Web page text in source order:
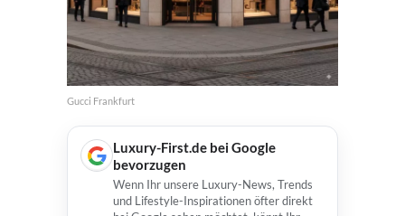
Gucci Frankfurt
Luxury-First.de bei Google
bevorzugen
Wenn Ihr unsere Luxury-News, Trends
und Lifestyle-Inspirationen öfter direkt